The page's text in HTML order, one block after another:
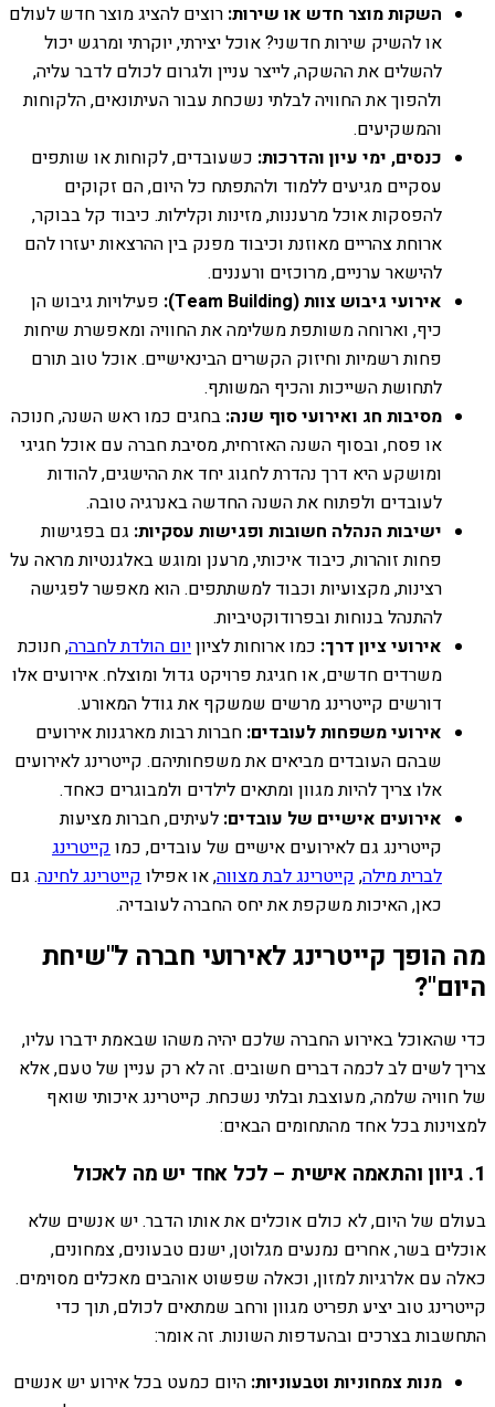
השקות מוצר חדש או שירות: רוצים להציג מוצר חדש לעולם
או להשיק שירות חדשני? אוכל יצירתי, יוקרתי ומרגש יכול
להשלים את ההשקה, לייצר עניין ולגרום לכולם לדבר עליה,
ולהפוך את החוויה לבלתי נשכחת עבור העיתונאים, הלקוחות
והמשקיעים.
כנסים, ימי עיון והדרכות: כשעובדים, לקוחות או שותפים
עסקיים מגיעים ללמוד ולהתפתח כל היום, הם זקוקים
להפסקות אוכל מרעננות, מזינות וקלילות. כיבוד קל בבוקר,
ארוחת צהריים מאוזנת וכיבוד מפנק בין ההרצאות יעזרו להם
להישאר ערניים, מרוכזים ורעננים.
אירועי גיבוש צוות (Team Building):
פעילויות גיבוש הן
כיף, וארוחה משותפת משלימה את החוויה ומאפשרת שיחות
פחות רשמיות וחיזוק הקשרים הבינאישיים. אוכל טוב תורם
לתחושת השייכות והכיף המשותף.
מסיבות חג ואירועי סוף שנה: בחגים כמו ראש השנה, חנוכה
או פסח, ובסוף השנה האזרחית, מסיבת חברה עם אוכל חגיגי
ומושקע היא דרך נהדרת לחגוג יחד את ההישגים, להודות
לעובדים ולפתוח את השנה החדשה באנרגיה טובה.
ישיבות הנהלה חשובות ופגישות עסקיות: גם בפגישות
פחות זוהרות, כיבוד איכותי, מרענן ומוגש באלגנטיות מראה על
רצינות, מקצועיות וכבוד למשתתפים. הוא מאפשר לפגישה
להתנהל בנוחות ובפרודוקטיביות.
אירועי ציון דרך: כמו ארוחות לציוןיום הולדת לחברה, חנוכת
משרדים חדשים, או חגיגת פרויקט גדול ומוצלח. אירועים אלו
דורשים קייטרינג מרשים שמשקף את גודל המאורע.
אירועי משפחות לעובדים: חברות רבות מארגנות אירועים
שבהם העובדים מביאים את משפחותיהם. קייטרינג לאירועים
אלו צריך להיות מגוון ומתאים לילדים ולמבוגרים כאחד.
אירועים אישיים של עובדים: לעיתים, חברות מציעות
קייטרינג גם לאירועים אישיים של עובדים, כמוקייטרינג
לברית מילה,קייטרינג לבת מצווה, או אפילוקייטרינג לחינה. גם
כאן, האיכות משקפת את יחס החברה לעובדיה.
מה הופך קייטרינג לאירועי חברה ל"שיחת
היום"?
כדי שהאוכל באירוע החברה שלכם יהיה משהו שבאמת ידברו עליו,
צריך לשים לב לכמה דברים חשובים. זה לא רק עניין של טעם, אלא
של חוויה שלמה, מעוצבת ובלתי נשכחת. קייטרינג איכותי שואף
למצוינות בכל אחד מהתחומים הבאים:
1. גיוון והתאמה אישית – לכל אחד יש מה לאכול
בעולם של היום, לא כולם אוכלים את אותו הדבר. יש אנשים שלא
אוכלים בשר, אחרים נמנעים מגלוטן, ישנם טבעונים, צמחונים,
כאלה עם אלרגיות למזון, וכאלה שפשוט אוהבים מאכלים מסוימים.
קייטרינג טוב יציע תפריט מגוון ורחב שמתאים לכולם, תוך כדי
התחשבות בצרכים ובהעדפות השונות. זה אומר:
מנות צמחוניות וטבעוניות: היום כמעט בכל אירוע יש אנשים